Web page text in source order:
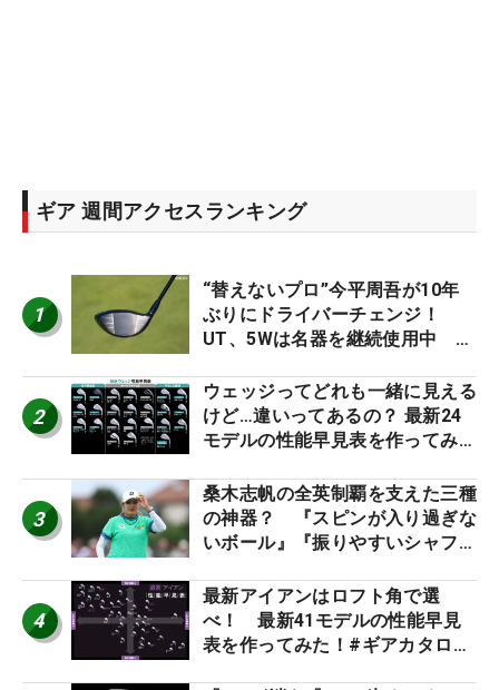
ギア 週間アクセスランキング
1
“替えないプロ”今平周吾が10年
ぶりにドライバーチェンジ！
UT、5Wは名器を継続使用中 #
2
ウェッジってどれも一緒に見える
けど…違いってあるの？ 最新24
モデルの性能早見表を作ってみ
3
桑木志帆の全英制覇を支えた三種
の神器？ 『スピンが入り過ぎな
いボール』『振りやすいシャフ
ー』 #女子プロセッティング
4
最新アイアンはロフト角で選
べ！ 最新41モデルの性能早見
表を作ってみた！#ギアカタログ